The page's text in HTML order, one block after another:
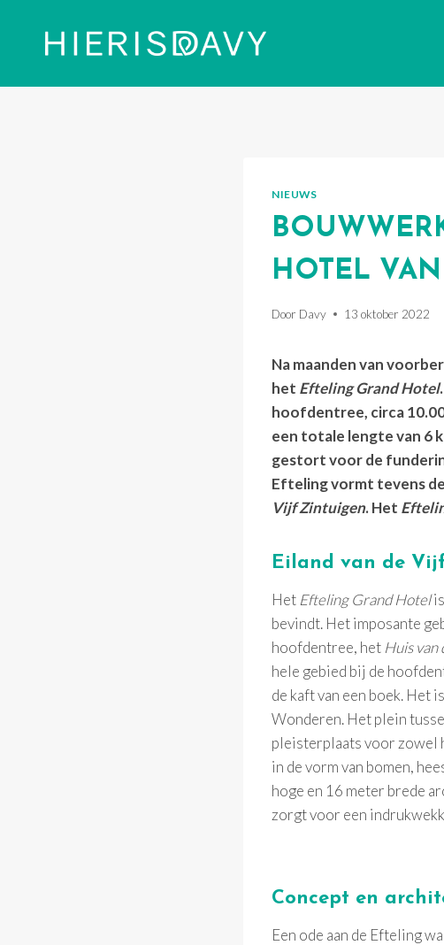
NIEUWS
HOTEL VAN
Door Davy 13 oktober 2022
Na maanden van
het Efteling Grand Hotel
hoofdentree, circa
een totale lengte van 6
gestort voor de
Efteling vormt tevens
Vijf Zintuigen. Het
Eiland van de
Het Efteling Grand Hotel
bevindt. Het imposante
hoofdentree, het Huis
hele gebied bij de
de kaft van een boek. Het
Wonderen. Het plein
pleisterplaats voor zowel
in de vorm van bomen,
hoge en 16 meter brede
zorgt voor een
Concept en
Een ode aan de Efteling